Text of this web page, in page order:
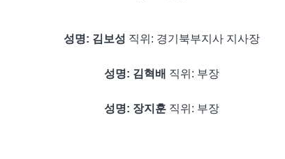
성명: 김보성 직위: 경기북부지사 지사장
성명: 김혁배 직위: 부장
성명: 장지훈직위: 부장